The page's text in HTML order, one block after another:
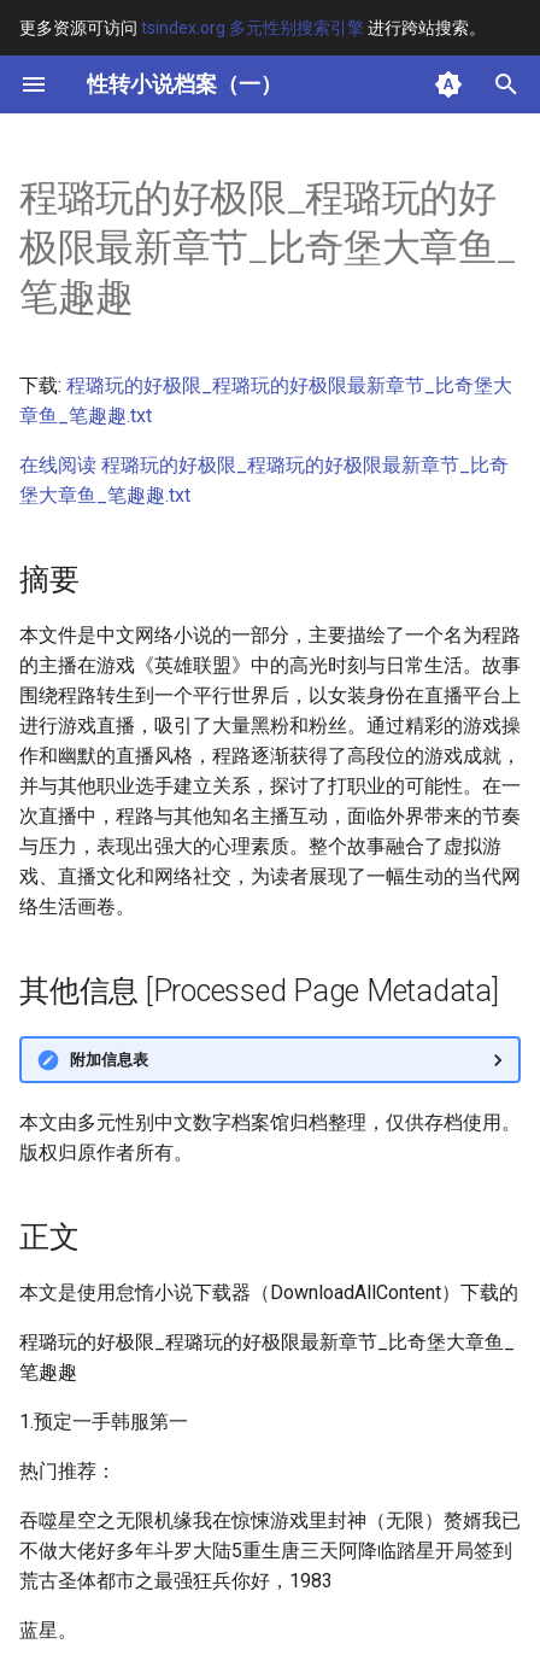
更多资源可访问 tsindex.org 多元性别搜索引擎进行跨站搜索。
性转小说档案（一）
键
开
始
搜
其他信息 [Processed Page
Metadata]
正文
程璐玩的好极限_程璐玩的好
极限最新章节_比奇堡大章鱼_
笔趣趣
下载: 程璐玩的好极限_程璐玩的好极限最新章节_比奇堡大
章鱼_笔趣趣.txt
在线阅读 程璐玩的好极限_程璐玩的好极限最新章节_比奇
堡大章鱼_笔趣趣.txt
摘要
本文件是中文网络小说的一部分，主要描绘了一个名为程路
的主播在游戏《英雄联盟》中的高光时刻与日常生活。故事
围绕程路转生到一个平行世界后，以女装身份在直播平台上
进行游戏直播，吸引了大量黑粉和粉丝。通过精彩的游戏操
作和幽默的直播风格，程路逐渐获得了高段位的游戏成就，
并与其他职业选手建立关系，探讨了打职业的可能性。在一
次直播中，程路与其他知名主播互动，面临外界带来的节奏
与压力，表现出强大的心理素质。整个故事融合了虚拟游
戏、直播文化和网络社交，为读者展现了一幅生动的当代网
络生活画卷。
其他信息 [Processed Page Metadata]
附加信息表
本文由多元性别中文数字档案馆归档整理，仅供存档使用。
版权归原作者所有。
正文
本文是使用怠惰小说下载器（DownloadAllContent）下载的
程璐玩的好极限_程璐玩的好极限最新章节_比奇堡大章鱼_
笔趣趣
1.预定一手韩服第一
热门推荐：
吞噬星空之无限机缘我在惊悚游戏里封神（无限）赘婿我已
不做大佬好多年斗罗大陆5重生唐三天阿降临踏星开局签到
荒古圣体都市之最强狂兵你好，1983
蓝星。